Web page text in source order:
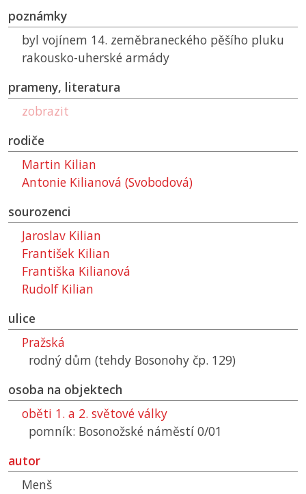
poznámky
byl vojínem 14. zeměbraneckého pěšího pluku
rakousko-uherské armády
prameny, literatura
zobrazit
rodiče
Martin Kilian
Antonie Kilianová (Svobodová)
sourozenci
Jaroslav Kilian
František Kilian
Františka Kilianová
Rudolf Kilian
ulice
Pražská
rodný dům (tehdy Bosonohy čp. 129)
osoba na objektech
oběti 1. a 2. světové války
pomník: Bosonožské náměstí 0/01
autor
Menš